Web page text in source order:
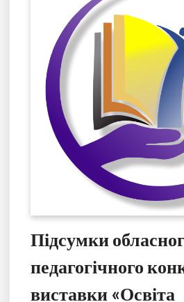
Підсумки
педагогічного
виставки «Освіта